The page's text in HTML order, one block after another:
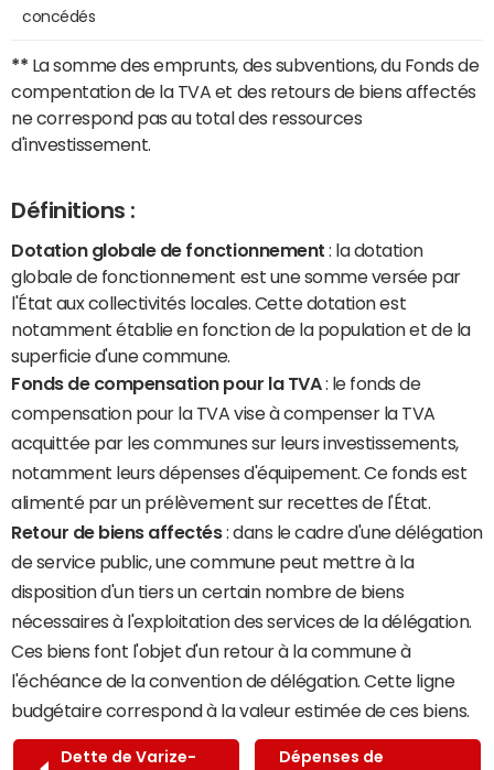
concédés
** La somme des emprunts, des subventions, du Fonds de
compentation de la TVA et des retours de biens affectés
ne correspond pas au total des ressources
d'investissement.
Définitions :
Dotation globale de fonctionnement : la dotation
globale de fonctionnement est une somme versée par
l'État aux collectivités locales. Cette dotation est
notamment établie en fonction de la population et de la
superficie d'une commune.
Fonds de compensation pour la TVA: le fonds de
compensation pour la TVA vise à compenser la TVA
acquittée par les communes sur leurs investissements,
notamment leurs dépenses d'équipement. Ce fonds est
alimenté par un prélèvement sur recettes de l'État.
Retour de biens affectés: dans le cadre d'une délégation
de service public, une commune peut mettre à la
disposition d'un tiers un certain nombre de biens
nécessaires à l'exploitation des services de la délégation.
Ces biens font l'objet d'un retour à la commune à
l'échéance de la convention de délégation. Cette ligne
budgétaire correspond à la valeur estimée de ces biens.
Dette de Varize-
Dépenses de